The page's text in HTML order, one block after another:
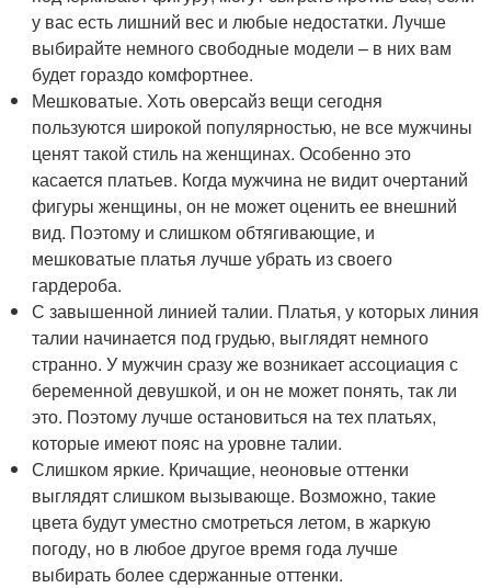
у вас есть лишний вес и любые недостатки. Лучше
выбирайте немного свободные модели – в них вам
будет гораздо комфортнее.
Мешковатые. Хоть оверсайз вещи сегодня
пользуются широкой популярностью, не все мужчины
ценят такой стиль на женщинах. Особенно это
касается платьев. Когда мужчина не видит очертаний
фигуры женщины, он не может оценить ее внешний
вид. Поэтому и слишком обтягивающие, и
мешковатые платья лучше убрать из своего
гардероба.
С завышенной линией талии. Платья, у которых линия
талии начинается под грудью, выглядят немного
странно. У мужчин сразу же возникает ассоциация с
беременной девушкой, и он не может понять, так ли
это. Поэтому лучше остановиться на тех платьях,
которые имеют пояс на уровне талии.
Слишком яркие. Кричащие, неоновые оттенки
выглядят слишком вызывающе. Возможно, такие
цвета будут уместно смотреться летом, в жаркую
погоду, но в любое другое время года лучше
выбирать более сдержанные оттенки.